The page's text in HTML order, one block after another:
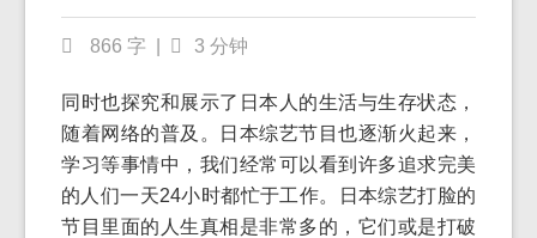
866 字 3 分钟
同时也探究和展示了日本人的生活与生存状态，
随着网络的普及。日本综艺节目也逐渐火起来，
学习等事情中，我们经常可以看到许多追求完美
的人们一天24小时都忙于工作。日本综艺打脸的
节目里面的人生真相是非常多的，它们或是打破